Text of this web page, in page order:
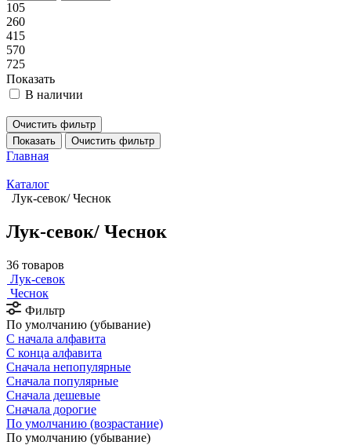
105
260
415
570
725
Показать
В наличии
Очистить фильтр
Показать
Очистить фильтр
Главная
Каталог
Лук-севок/ Чеснок
Лук-севок/ Чеснок
36 товаров
Лук-севок
Чеснок
Фильтр
По умолчанию (убывание)
С начала алфавита
С конца алфавита
Сначала непопулярные
Сначала популярные
Сначала дешевые
Сначала дорогие
По умолчанию (возрастание)
По умолчанию (убывание)